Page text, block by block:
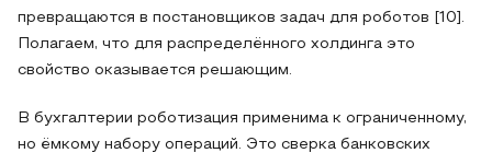
превращаются в постановщиков задач для роботов [10].
Полагаем, что для распределённого холдинга это
свойство оказывается решающим.
В бухгалтерии роботизация применима к ограниченному,
но ёмкому набору операций. Это сверка банковских